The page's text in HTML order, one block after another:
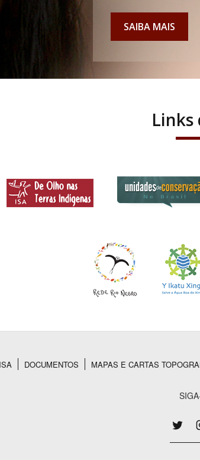
SAIBA MAIS
Links
DOCUMENTOS MAPAS E CARTAS